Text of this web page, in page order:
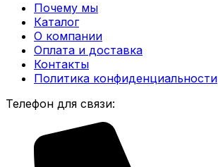
Почему мы
Каталог
О компании
Оплата и доставка
Контакты
Политика конфиденциальности
Телефон для связи: